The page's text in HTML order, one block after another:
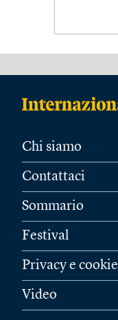
Chi siamo
Contattaci
Sommario
Festival
Privacy e cookie
Video